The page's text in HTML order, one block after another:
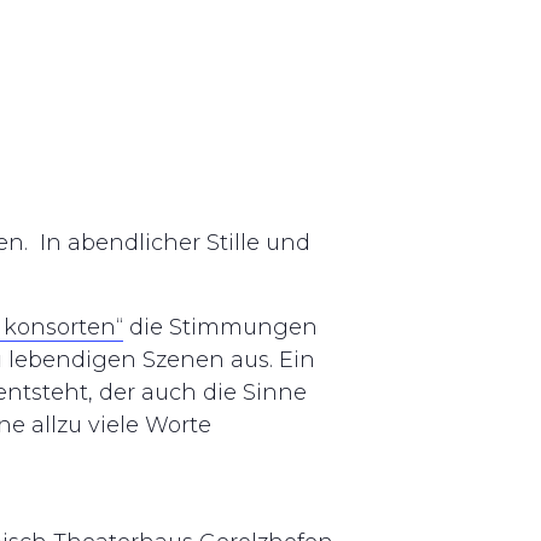
In abendlicher Stille und
die Stimmungen
Szenen aus. Ein
der auch die Sinne
allzu viele Worte